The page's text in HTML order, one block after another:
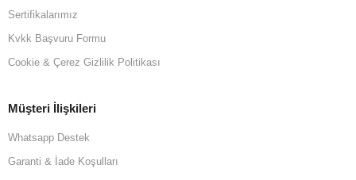
Sertifikalarımız
Kvkk Başvuru Formu
Cookie & Çerez Gizlilik Politikası
Müşteri İlişkileri
Whatsapp Destek
Garanti & İade Koşulları